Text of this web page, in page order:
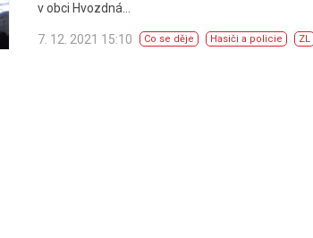
v obci Hvozdná…
7. 12. 2021 15:10 Co se děje Hasiči a policie ZL